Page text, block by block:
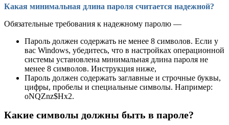
Какая минимальная длина пароля считается надежной?
Обязательные требования к надежному паролю —
Пароль должен содержать не менее 8 символов. Если у
вас Windows, убедитесь, что в настройках операционной
системы установлена минимальная длина пароля не
менее 8 символов. Инструкция ниже,
Пароль должен содержать заглавные и строчные буквы,
цифры, пробелы и специальные символы. Например:
oNQZnz$Hx2.
Какие символы должны быть в пароле?